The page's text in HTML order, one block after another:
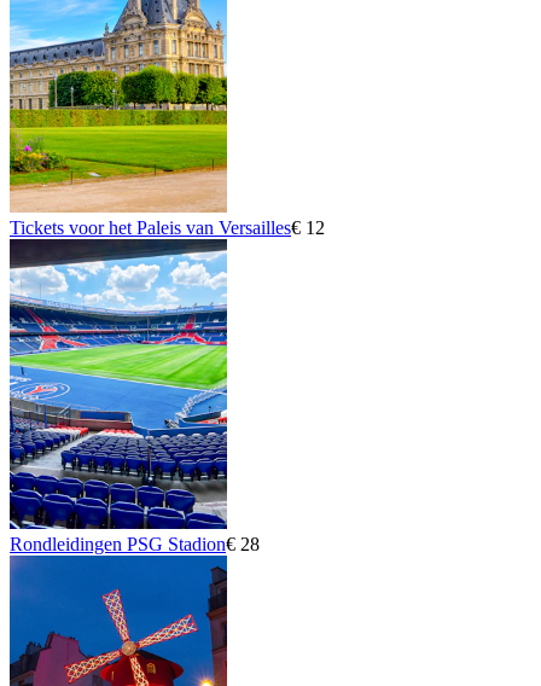
Tickets voor het Paleis van Versailles€ 12
Rondleidingen PSG Stadion€ 28